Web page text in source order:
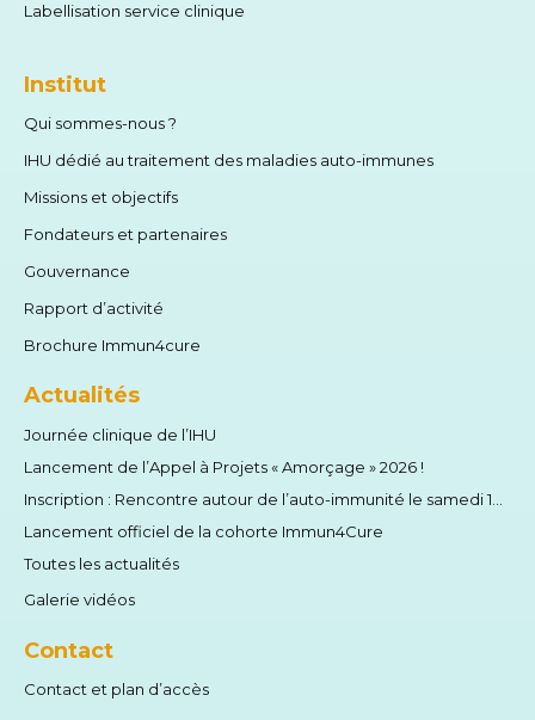
Labellisation service clinique
Institut
Qui sommes-nous ?
IHU dédié au traitement des maladies auto-immunes
Missions et objectifs
Fondateurs et partenaires
Gouvernance
Rapport d’activité
Brochure Immun4cure
Actualités
Journée clinique de l’IHU
Lancement de l’Appel à Projets « Amorçage » 2026 !
Inscription : Rencontre autour de l’auto-immunité le samedi 13 juin 2026
Lancement officiel de la cohorte Immun4Cure
Toutes les actualités
Galerie vidéos
Contact
Contact et plan d’accès